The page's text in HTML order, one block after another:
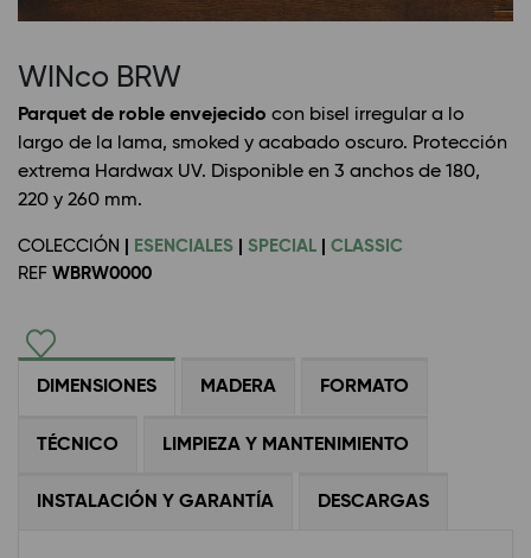
WINco BRW
Parquet de roble envejecido con bisel irregular a lo
largo de la lama, smoked y acabado oscuro. Protección
extrema Hardwax UV. Disponible en 3 anchos de 180,
220 y 260 mm.
COLECCIÓN ESENCIALES SPECIAL
CLASSIC
REF WBRW0000
DIMENSIONES MADERA FORMATO
TÉCNICO LIMPIEZA Y MANTENIMIENTO
INSTALACIÓN Y GARANTÍA DESCARGAS